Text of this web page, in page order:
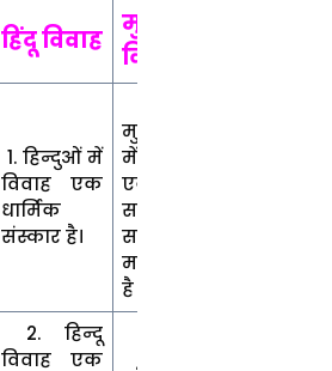
हिंदू विवाह
मुस्लिम
विवाह
1. हिन्दुओं में
विवाह एक
धार्मिक
संस्कार है।
मुसलमानों
में विवाह को
एक
सामाजिक
समझौता
माना जाता
है ।
2. हिन्दू
विवाह एक